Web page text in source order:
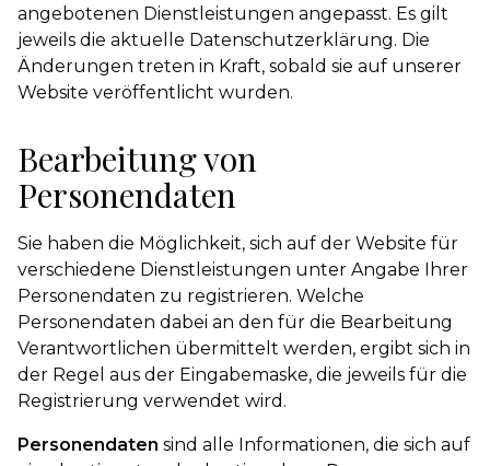
angebotenen Dienstleistungen angepasst. Es gilt
jeweils die aktuelle Datenschutzerklärung. Die
Änderungen treten in Kraft, sobald sie auf unserer
Website veröffentlicht wurden.
Bearbeitung von
Personendaten
Sie haben die Möglichkeit, sich auf der Website für
verschiedene Dienstleistungen unter Angabe Ihrer
Personendaten zu registrieren. Welche
Personendaten dabei an den für die Bearbeitung
Verantwortlichen übermittelt werden, ergibt sich in
der Regel aus der Eingabemaske, die jeweils für die
Registrierung verwendet wird.
Personendaten sind alle Informationen, die sich auf